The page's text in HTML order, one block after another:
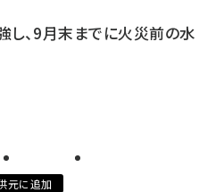
、9月末までに火災前の水
元に追加
8/26